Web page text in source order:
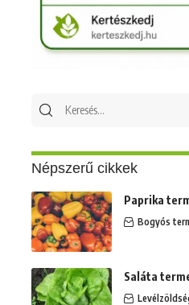
Keresés
Népszerű cikkek
Paprika
Bogyós
Saláta